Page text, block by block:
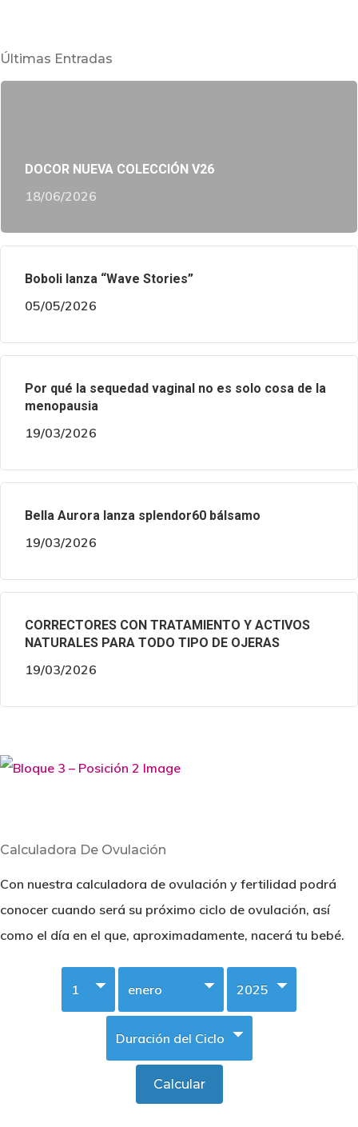
Últimas Entradas
DOCOR NUEVA COLECCIÓN V26
18/06/2026
Boboli lanza “Wave Stories”
05/05/2026
Por qué la sequedad vaginal no es solo cosa de la
menopausia
19/03/2026
Bella Aurora lanza splendor60 bálsamo
19/03/2026
CORRECTORES CON TRATAMIENTO Y ACTIVOS
NATURALES PARA TODO TIPO DE OJERAS
19/03/2026
Calculadora De Ovulación
Con nuestra calculadora de ovulación y fertilidad podrá
conocer cuando será su próximo ciclo de ovulación, así
como el día en el que, aproximadamente, nacerá tu bebé.